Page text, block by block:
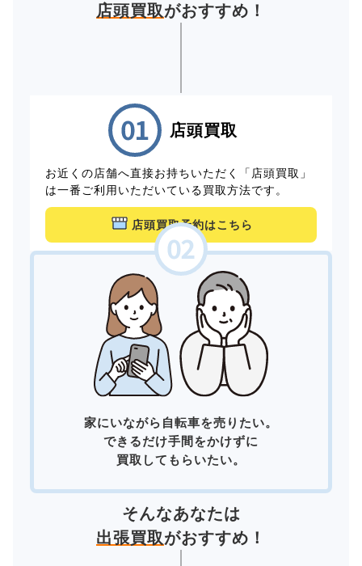
店頭買取がおすすめ！
店頭買取
お近くの店舗へ直接お持ちいただく「店頭買取」
は一番ご利用いただいている買取方法です。
店頭買取予約はこちら
家にいながら自転車を売りたい。
できるだけ手間をかけずに
買取してもらいたい。
そんなあなたは
出張買取がおすすめ！